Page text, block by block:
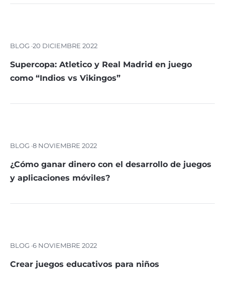
BLOG ·20 DICIEMBRE 2022
Supercopa: Atletico y Real Madrid en juego
como “Indios vs Vikingos”
BLOG ·8 NOVIEMBRE 2022
¿Cómo ganar dinero con el desarrollo de juegos
y aplicaciones móviles?
BLOG ·6 NOVIEMBRE 2022
Crear juegos educativos para niños